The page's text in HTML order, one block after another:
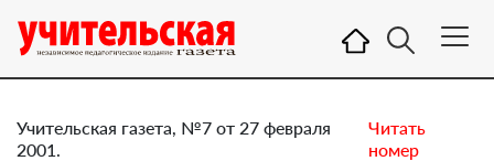
Учительская газета, №7 от 27 февраля
2001.
Читать
номер